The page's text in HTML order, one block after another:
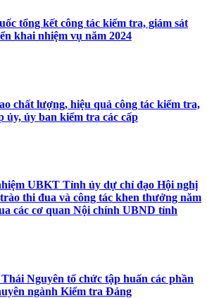
tổng kết công tác kiểm tra, giám sát
khai nhiệm vụ năm 2024
chất lượng, hiệu quả công tác kiểm tra,
ủy, ủy ban kiểm tra các cấp
UBKT Tỉnh ủy dự chỉ đạo Hội nghị
thi đua và công tác khen thưởng năm
các cơ quan Nội chính UBND tỉnh
Nguyên tổ chức tập huấn các phần
ngành Kiểm tra Đảng